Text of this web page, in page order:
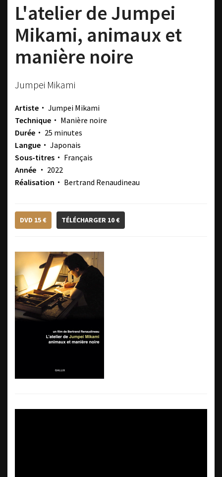
L'atelier de Jumpei
Mikami, animaux et
manière noire
Jumpei Mikami
Artiste・ Jumpei Mikami
Technique・ Manière noire
Durée・ 25 minutes
Langue・ Japonais
Sous-titres・ Français
Année ・ 2022
Réalisation・ Bertrand Renaudineau
DVD 15 € TÉLÉCHARGER 10 €